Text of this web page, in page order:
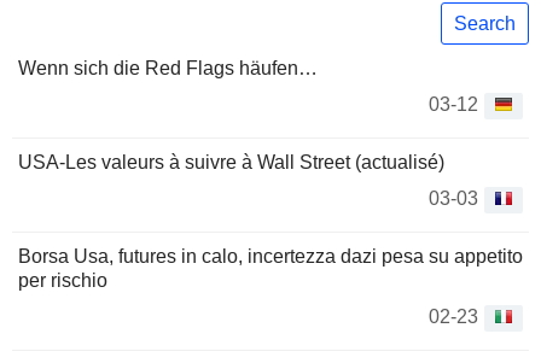
Search
Wenn sich die Red Flags häufen…
03-12
USA-Les valeurs à suivre à Wall Street (actualisé)
03-03
Borsa Usa, futures in calo, incertezza dazi pesa su appetito
per rischio
02-23